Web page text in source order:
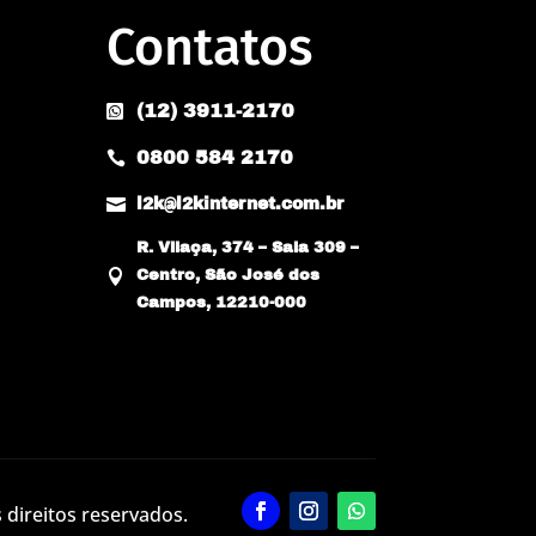
Contatos
 (12) 3911-2170
 0800 584 2170
 l2k@l2kinternet.com.br

R. Vilaça, 374 – Sala 309 –
Centro, São José dos
Campos, 12210-000
direitos reservados.